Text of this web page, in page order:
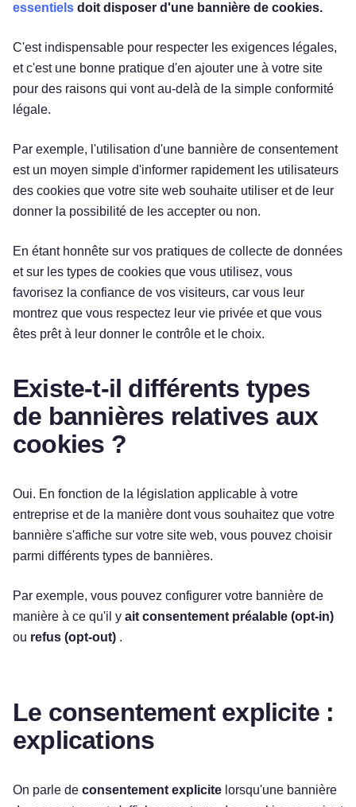
essentiels doit disposer d'une bannière de cookies.
C'est indispensable pour respecter les exigences légales,
et c'est une bonne pratique d'en ajouter une à votre site
pour des raisons qui vont au-delà de la simple conformité
légale.
Par exemple, l'utilisation d'une bannière de consentement
est un moyen simple d'informer rapidement les utilisateurs
des cookies que votre site web souhaite utiliser et de leur
donner la possibilité de les accepter ou non.
En étant honnête sur vos pratiques de collecte de données
et sur les types de cookies que vous utilisez, vous
favorisez la confiance de vos visiteurs, car vous leur
montrez que vous respectez leur vie privée et que vous
êtes prêt à leur donner le contrôle et le choix.
Existe-t-il différents types
de bannières relatives aux
cookies ?
Oui. En fonction de la législation applicable à votre
entreprise et de la manière dont vous souhaitez que votre
bannière s'affiche sur votre site web, vous pouvez choisir
parmi différents types de bannières.
Par exemple, vous pouvez configurer votre bannière de
manière à ce qu'il y ait consentement préalable (opt-in)
ou refus (opt-out) .
Le consentement explicite :
explications
On parle de consentement explicite lorsqu'une bannière